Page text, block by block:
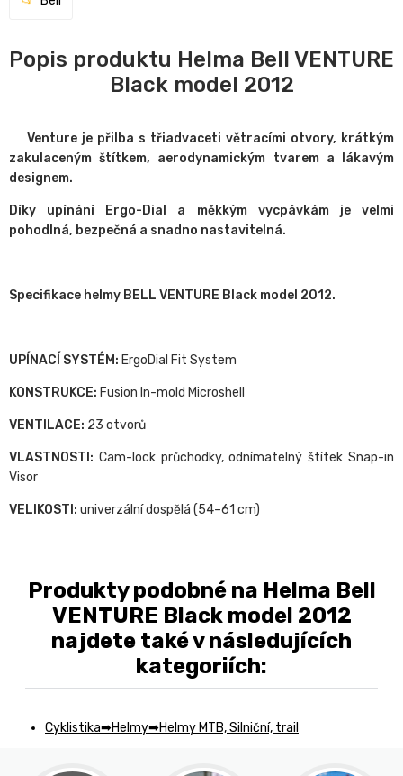
Popis produktu Helma Bell VENTURE
Black model 2012
Venture je přilba s třiadvaceti větracími otvory, krátkým
zakulaceným štítkem, aerodynamickým tvarem a lákavým
designem.
Díky upínání Ergo-Dial a měkkým vycpávkám je velmi
pohodlná, bezpečná a snadno nastavitelná.
Specifikace helmy BELL VENTURE Black model 2012.
UPÍNACÍ SYSTÉM: ErgoDial Fit System
KONSTRUKCE: Fusion In-mold Microshell
VENTILACE: 23 otvorů
VLASTNOSTI: Cam-lock průchodky, odnímatelný štítek Snap-in
Visor
VELIKOSTI: univerzální dospělá (54–61 cm)
Produkty podobné na Helma Bell
VENTURE Black model 2012
najdete také v následujících
kategoriích:
Cyklistika Helmy Helmy MTB, Silniční, trail